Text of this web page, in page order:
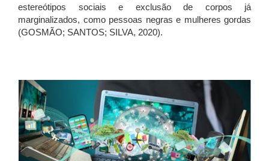
estereótipos sociais e exclusão de corpos já
marginalizados, como pessoas negras e mulheres gordas
(GOSMÃO; SANTOS; SILVA, 2020).